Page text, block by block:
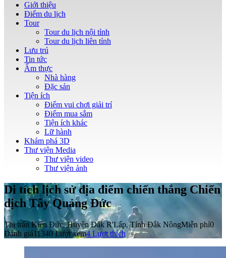
Giới thiệu
Điểm du lịch
Tour
Tour du lịch nội tỉnh
Tour du lịch liên tỉnh
Lưu trú
Tin tức
Ẩm thực
Nhà hàng
Đặc sản
Tiện ích
Điểm vui chơi giải trí
Điểm mua sắm
Tiện ích khác
Lữ hành
Khám phá 3D
Thư viện Media
Thư viện video
Thư viện ảnh
Di tích lịch sử địa điểm chiến thắng Chiến
dịch Tây Quảng Đức
Thị trấn Kiến Đức, Huyện Đắk R'Lấp, Tỉnh Đắk NôngMiễn phí0
Đánh giá11340 Lượt xem4 Lượt thích